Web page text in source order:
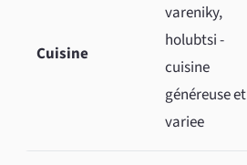
Cuisine
vareniky,
holubtsi -
cuisine
généreuse et
variee